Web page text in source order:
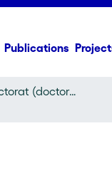
Publications
Thèse de doctorat (doctoral thesis)